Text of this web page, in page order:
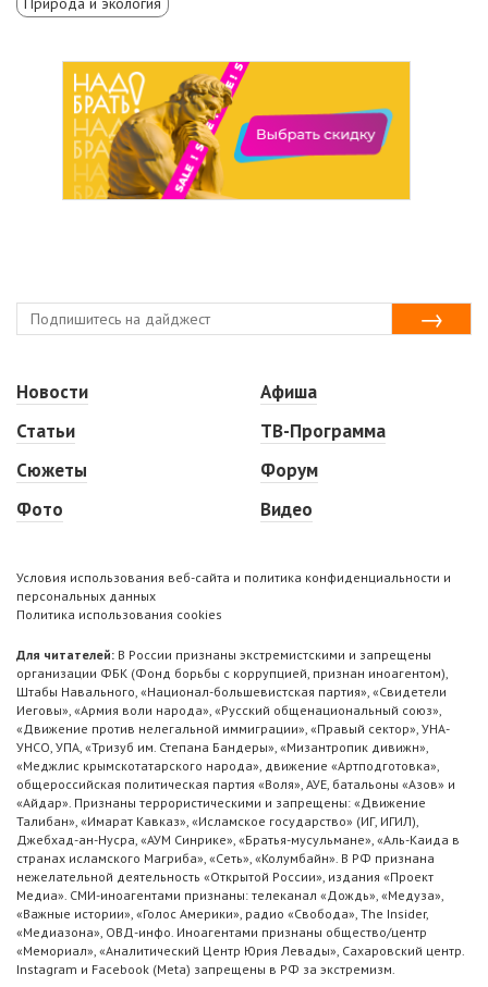
Новости
Статьи
Сюжеты
Фото
Афиша
ТВ-Программа
Форум
Видео
Условия использования веб-сайта и политика конфиденциальности и
персональных данных
Политика использования cookies
Для читателей: В России признаны экстремистскими и запрещены
организации ФБК (Фонд борьбы с коррупцией, признан иноагентом),
Штабы Навального, «Национал-большевистская партия», «Свидетели
Иеговы», «Армия воли народа», «Русский общенациональный союз»,
«Движение против нелегальной иммиграции», «Правый сектор», УНА-
УНСО, УПА, «Тризуб им. Степана Бандеры», «Мизантропик дивижн»,
«Меджлис крымскотатарского народа», движение «Артподготовка»,
общероссийская политическая партия «Воля», АУЕ, батальоны «Азов» и
«Айдар». Признаны террористическими и запрещены: «Движение
Талибан», «Имарат Кавказ», «Исламское государство» (ИГ, ИГИЛ),
Джебхад-ан-Нусра, «АУМ Синрике», «Братья-мусульмане», «Аль-Каида в
странах исламского Магриба», «Сеть», «Колумбайн». В РФ признана
нежелательной деятельность «Открытой России», издания «Проект
Медиа». СМИ-иноагентами признаны: телеканал «Дождь», «Медуза»,
«Важные истории», «Голос Америки», радио «Свобода», The Insider,
«Медиазона», ОВД-инфо. Иноагентами признаны общество/центр
«Мемориал», «Аналитический Центр Юрия Левады», Сахаровский центр.
Instagram и Facebook (Metа) запрещены в РФ за экстремизм.